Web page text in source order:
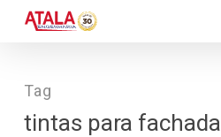
Tag
tintas para fachada